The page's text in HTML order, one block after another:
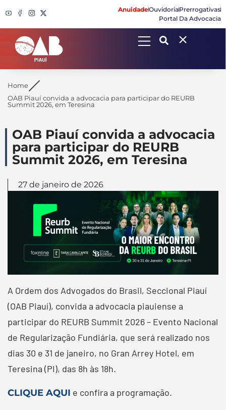
AnuidadeOuvidoriaPrerrogativas
Portal Da Advocacia
Search
Home
OAB Piauí convida a advocacia para participar do REURB
Summit 2026, em Teresina
OAB Piauí convida a advocacia
para participar do REURB
Summit 2026, em Teresina
27 de janeiro de 2026
A Ordem dos Advogados do Brasil, Seccional Piauí
(OAB Piauí), convida a advocacia piauiense a
participar do REURB Summit 2026 – Evento Nacional
de Regularização Fundiária, que será realizado nos
dias 30 e 31 de janeiro, no Gran Arrey Hotel, em
Teresina (PI), das 8h às 18h.
CLIQUE AQUI e confira a programação.